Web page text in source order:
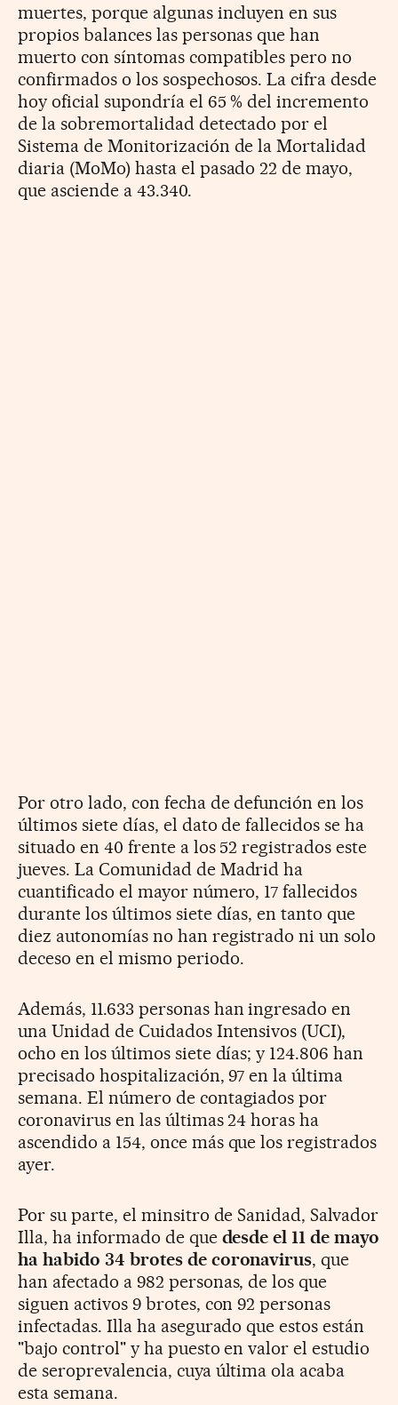
muertes, porque algunas incluyen en sus
propios balances las personas que han
muerto con síntomas compatibles pero no
confirmados o los sospechosos. La cifra desde
hoy oficial supondría el 65 % del incremento
de la sobremortalidad detectado por el
Sistema de Monitorización de la Mortalidad
diaria (MoMo) hasta el pasado 22 de mayo,
que asciende a 43.340.
Por otro lado, con fecha de defunción en los
últimos siete días, el dato de fallecidos se ha
situado en 40 frente a los 52 registrados este
jueves. La Comunidad de Madrid ha
cuantificado el mayor número, 17 fallecidos
durante los últimos siete días, en tanto que
diez autonomías no han registrado ni un solo
deceso en el mismo periodo.
Además, 11.633 personas han ingresado en
una Unidad de Cuidados Intensivos (UCI),
ocho en los últimos siete días; y 124.806 han
precisado hospitalización, 97 en la última
semana. El número de contagiados por
coronavirus en las últimas 24 horas ha
ascendido a 154, once más que los registrados
ayer.
Por su parte, el minsitro de Sanidad, Salvador
Illa, ha informado de que desde el 11 de mayo
ha habido 34 brotes de coronavirus, que
han afectado a 982 personas, de los que
siguen activos 9 brotes, con 92 personas
infectadas. Illa ha asegurado que estos están
"bajo control" y ha puesto en valor el estudio
de seroprevalencia, cuya última ola acaba
esta semana.